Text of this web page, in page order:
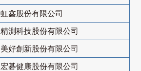
虹鑫股份有限公司
精測科技股份有限公司
美好創新股份有限公司
宏碁健康股份有限公司